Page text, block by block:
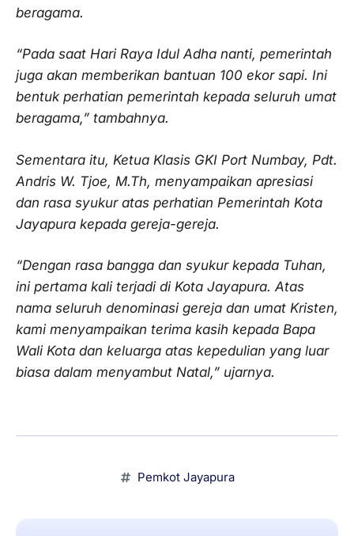
beragama.
“Pada saat Hari Raya Idul Adha nanti, pemerintah
juga akan memberikan bantuan 100 ekor sapi. Ini
bentuk perhatian pemerintah kepada seluruh umat
beragama,” tambahnya.
Sementara itu, Ketua Klasis GKI Port Numbay, Pdt.
Andris W. Tjoe, M.Th, menyampaikan apresiasi
dan rasa syukur atas perhatian Pemerintah Kota
Jayapura kepada gereja-gereja.
“Dengan rasa bangga dan syukur kepada Tuhan,
ini pertama kali terjadi di Kota Jayapura. Atas
nama seluruh denominasi gereja dan umat Kristen,
kami menyampaikan terima kasih kepada Bapa
Wali Kota dan keluarga atas kepedulian yang luar
biasa dalam menyambut Natal,” ujarnya.
Pemkot Jayapura